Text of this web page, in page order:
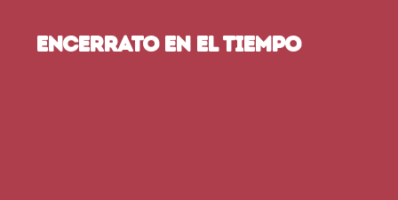
Encerrato en el tiempo